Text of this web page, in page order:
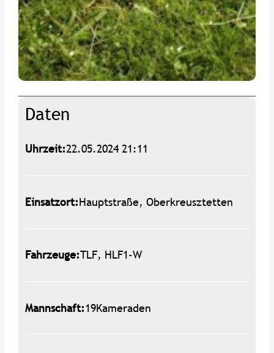
Daten
Uhrzeit:22.05.2024 21:11
Einsatzort:Hauptstraße, Oberkreusztetten
Fahrzeuge:TLF, HLF1-W
Mannschaft:19Kameraden